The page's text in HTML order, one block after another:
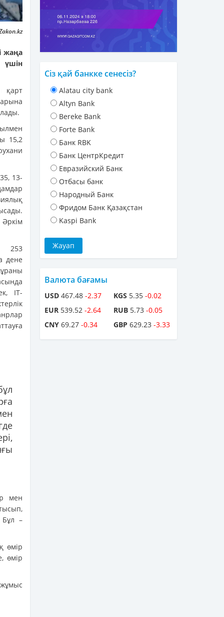
жаңа
үшін
қарт
15,2
13-
Әркім
253
дене
IT-
мен
Бұл –
өмір
өмір
Сіз қай банкке сенесіз?
Alatau city bank
Altyn Bank
Bereke Bank
Forte Bank
Банк RBK
Банк ЦентрКредит
Евразийский Банк
Отбасы банк
Народный Банк
Фридом Банк Қазақстан
Kaspi Bank
Валюта бағамы
USD 467.48 -2.37
EUR 539.52 -2.64
CNY 69.27 -0.34
KGS 5.35 -0.02
RUB 5.73 -0.05
GBP 629.23 -3.33